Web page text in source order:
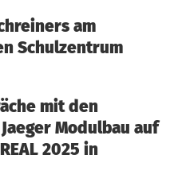
am
Schulzentrum
mit den
Modulbau auf
2025 in